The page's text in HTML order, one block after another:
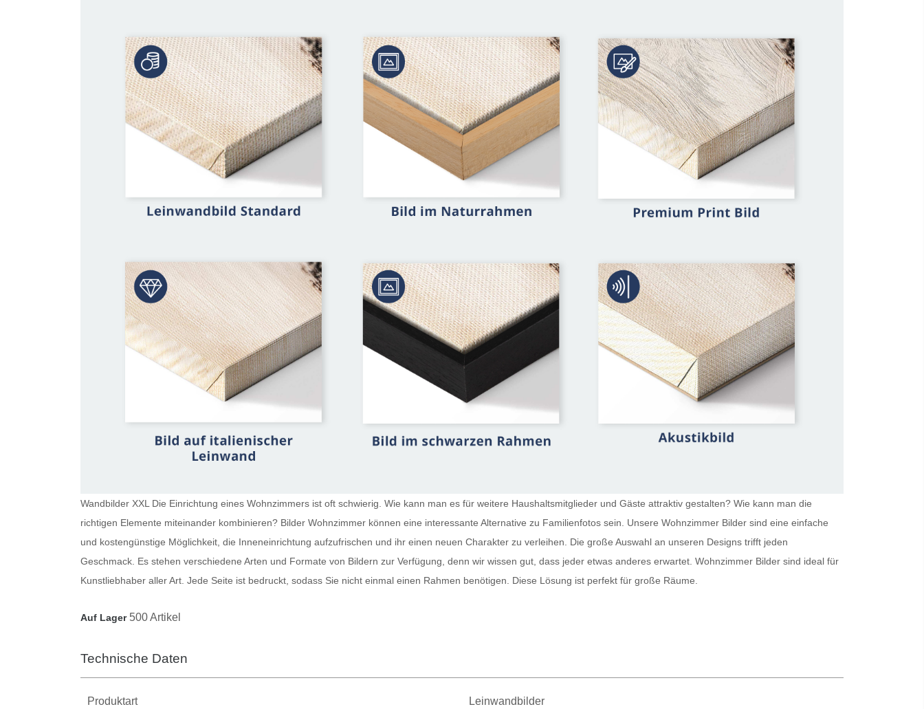
Wandbilder XXL Die Einrichtung eines Wohnzimmers ist oft schwierig. Wie kann man es für weitere Haushaltsmitglieder und Gäste attraktiv gestalten? Wie kann man die
richtigen Elemente miteinander kombinieren? Bilder Wohnzimmer können eine interessante Alternative zu Familienfotos sein. Unsere Wohnzimmer Bilder sind eine einfache
und kostengünstige Möglichkeit, die Inneneinrichtung aufzufrischen und ihr einen neuen Charakter zu verleihen. Die große Auswahl an unseren Designs trifft jeden
Geschmack. Es stehen verschiedene Arten und Formate von Bildern zur Verfügung, denn wir wissen gut, dass jeder etwas anderes erwartet. Wohnzimmer Bilder sind ideal für
Kunstliebhaber aller Art. Jede Seite ist bedruckt, sodass Sie nicht einmal einen Rahmen benötigen. Diese Lösung ist perfekt für große Räume.
Auf Lager 500 Artikel
Technische Daten
Produktart Leinwandbilder